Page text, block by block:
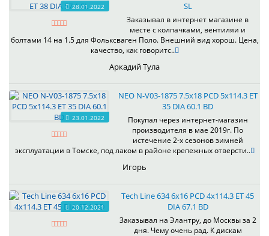
28.01.2022
SL
Заказывал в интернет магазине в
месте с колпачками, вентиляи и
болтами 14 на 1.5 для Фольксваген Поло. Внешний вид хорош. Цена,
качество, как говоритс..
Аркадий Тула
23.01.2022
NEO N-V03-1875 7.5x18 PCD 5x114.3 ET
35 DIA 60.1 BD
Покупал через интернет-магазин
производителя в мае 2019г. По
истечение 2-х сезонов зимней
эксплуатации в Томске, под лаком в районе крепежных отверсти..
Игорь
20.12.2021
Tech Line 634 6x16 PCD 4x114.3 ET 45
DIA 67.1 BD
Заказывал на Элантру, до Москвы за 2
дня. Чему очень рад. К дискам